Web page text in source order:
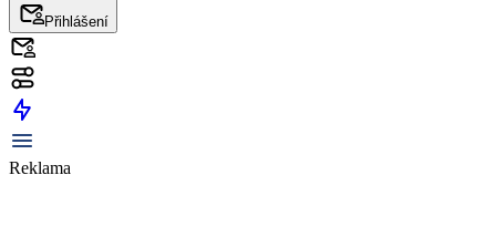
Přihlášení
Reklama